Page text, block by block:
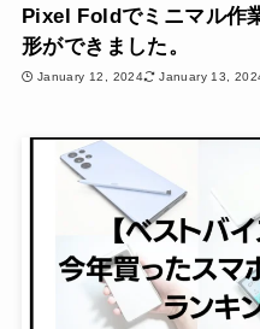
Pixel Foldでミニマル作
形ができました。
January 12, 2024 January 13,